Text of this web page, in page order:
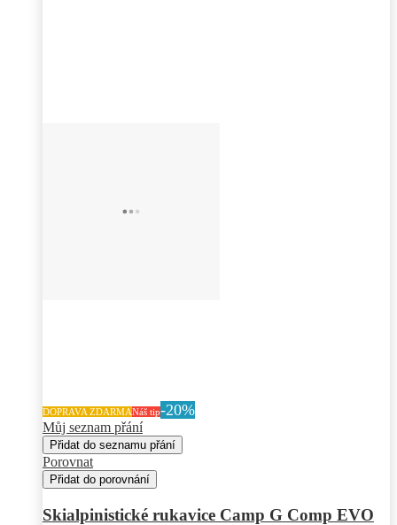
DOPRAVA ZDARMANáš tip-20%
Můj seznam přání
Přidat do seznamu přání
Porovnat
Přidat do porovnání
Skialpinistické rukavice Camp G Comp EVO